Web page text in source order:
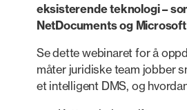
eksisterende teknologi –
NetDocuments og
Se dette webinaret for å
måter juridiske team jobber
et intelligent DMS, og